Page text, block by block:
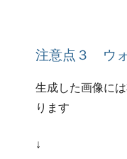
注意点３ ウ
生成した画像に
ります
↓